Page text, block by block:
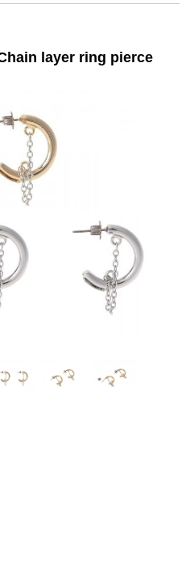
Chain layer ring pierce